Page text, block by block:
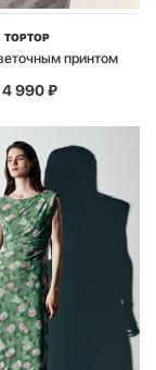
TOPTOP
принтом
4 990₽